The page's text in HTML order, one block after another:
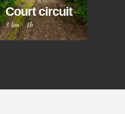
Court circuit
3 km·1h